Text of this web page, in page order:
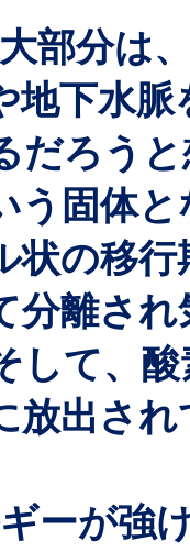
部分は
地下水
だろう
う固体
状の移
分離さ
して、
放出さ
ーが強